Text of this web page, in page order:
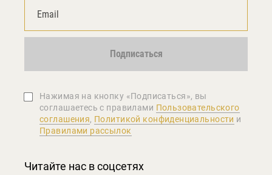
Подписаться
Нажимая на кнопку «Подписаться», вы
соглашаетеcь с правилами Пользовательского
соглашения, Политикой конфиденциальности и
Правилами рассылок
Читайте нас в соцсетях